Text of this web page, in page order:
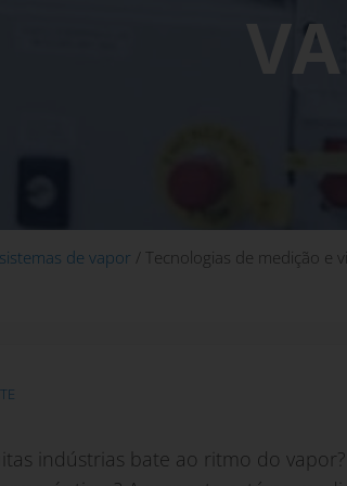
de vapor / Tecnologias de medição e
indústrias bate ao ritmo do